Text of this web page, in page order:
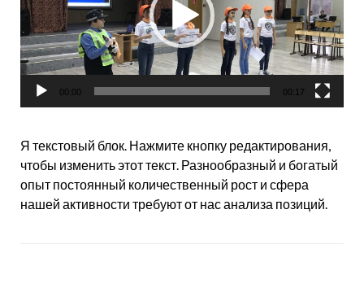
00:00 00:17
Я текстовый блок. Нажмите кнопку редактирования,
чтобы изменить этот текст. Разнообразный и богатый
опыт постоянный количественный рост и сфера
нашей активности требуют от нас анализа позиций.